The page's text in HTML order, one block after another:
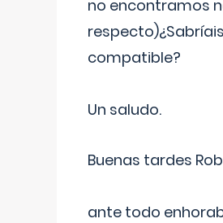
no encontramos
compatible?
Un saludo.
Buenas tardes
ante todo